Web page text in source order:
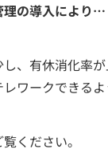
理の導入により…
、有休消化率
ワークできる
ください。